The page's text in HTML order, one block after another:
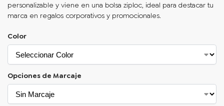
personalizable y viene en una bolsa ziploc, ideal para destacar tu
marca en regalos corporativos y promocionales.
Color
Opciones de Marcaje